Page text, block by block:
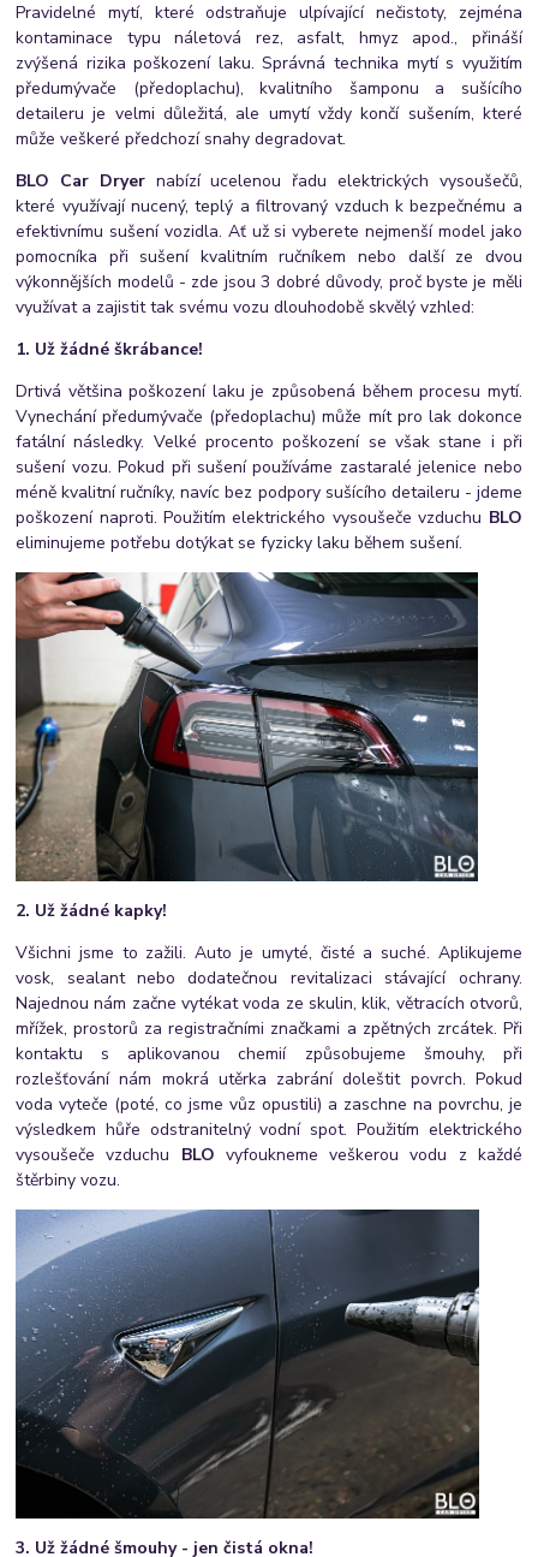
Pravidelné mytí, které odstraňuje ulpívající nečistoty, zejména
kontaminace typu náletová rez, asfalt, hmyz apod., přináší
zvýšená rizika poškození laku. Správná technika mytí s využitím
předumývače (předoplachu), kvalitního šamponu a sušícího
detaileru je velmi důležitá, ale umytí vždy končí sušením, které
může veškeré předchozí snahy degradovat.
BLO Car Dryernabízí ucelenou řadu elektrických vysoušečů,
které využívají nucený, teplý a filtrovaný vzduch k bezpečnému a
efektivnímu sušení vozidla. Ať už si vyberete nejmenší model jako
pomocníka při sušení kvalitním ručníkem nebo další ze dvou
výkonnějších modelů - zde jsou 3 dobré důvody, proč byste je měli
využívat a zajistit tak svému vozu dlouhodobě skvělý vzhled:
1. Už žádné škrábance!
Drtivá většina poškození laku je způsobená během procesu mytí.
Vynechání předumývače (předoplachu) může mít pro lak dokonce
fatální následky. Velké procento poškození se však stane i při
sušení vozu. Pokud při sušení používáme zastaralé jelenice nebo
méně kvalitní ručníky, navíc bez podpory sušícího detaileru - jdeme
poškození naproti. Použitím elektrického vysoušeče vzduchu BLO
eliminujeme potřebu dotýkat se fyzicky laku během sušení.
2. Už žádné kapky!
Všichni jsme to zažili. Auto je umyté, čisté a suché. Aplikujeme
vosk, sealant nebo dodatečnou revitalizaci stávající ochrany.
Najednou nám začne vytékat voda ze skulin, klik, větracích otvorů,
mřížek, prostorů za registračními značkami a zpětných zrcátek. Při
kontaktu s aplikovanou chemií způsobujeme šmouhy, při
rozlešťování nám mokrá utěrka zabrání doleštit povrch. Pokud
voda vyteče (poté, co jsme vůz opustili) a zaschne na povrchu, je
výsledkem hůře odstranitelný vodní spot. Použitím elektrického
vysoušeče vzduchu BLO vyfoukneme veškerou vodu z každé
štěrbiny vozu.
3. Už žádné šmouhy - jen čistá okna!